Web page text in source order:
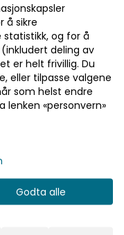
å sikre
og for å
deling av
er helt frivillig. Du
eller tilpasse valgene
som helst endre
lenken «personvern»
Godta alle